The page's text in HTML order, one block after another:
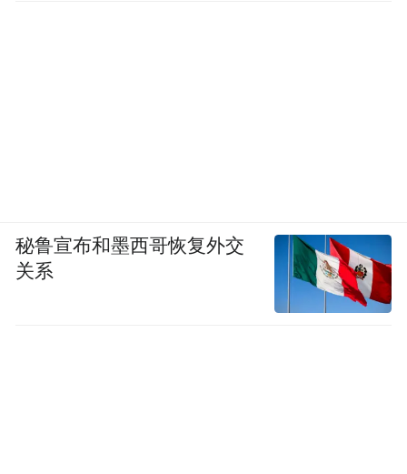
秘鲁宣布和墨西哥恢复外交
关系